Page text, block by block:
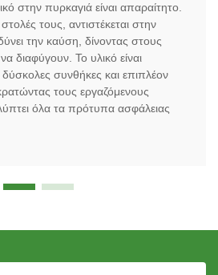
στην πυρκαγιά είναι απαραίτητο.
τους, αντιστέκεται στην
την καύση, δίνοντας στους
διαφύγουν. Το υλικό είναι
δύσκολες συνθήκες και επιπλέον
τους εργαζόμενους
όλα τα πρότυπα ασφάλειας